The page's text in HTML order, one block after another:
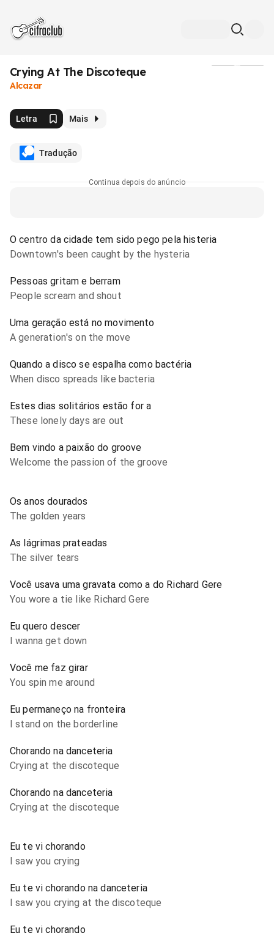
Crying At The Discoteque
Alcazar
Letra Mais
Tradução
Continua depois do anúncio
O centro da cidade tem sido pego pela histeria
Downtown's been caught by the hysteria
Pessoas gritam e berram
People scream and shout
Uma geração está no movimento
A generation's on the move
Quando a disco se espalha como bactéria
When disco spreads like bacteria
Estes dias solitários estão for a
These lonely days are out
Bem vindo a paixão do groove
Welcome the passion of the groove
Os anos dourados
The golden years
As lágrimas prateadas
The silver tears
Você usava uma gravata como a do Richard Gere
You wore a tie like Richard Gere
Eu quero descer
I wanna get down
Você me faz girar
You spin me around
Eu permaneço na fronteira
I stand on the borderline
Chorando na danceteria
Crying at the discoteque
Chorando na danceteria
Crying at the discoteque
Eu te vi chorando
I saw you crying
Eu te vi chorando na danceteria
I saw you crying at the discoteque
Eu te vi chorando